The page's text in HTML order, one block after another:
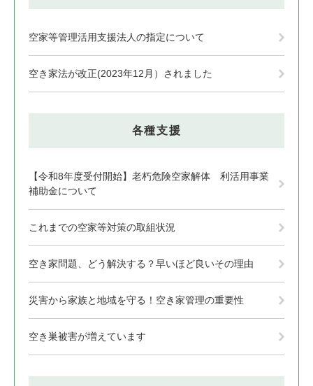
空家等管理活用支援法人の指定について
空き家法が改正(2023年12月）されました
各種支援
【令和8年度受付開始】老朽危険空家解体 利活用事業
補助金について
これまでの空家等対策の取組状況
空き家問題、どう解決する？早いほど良いその理由
災害から家族と地域を守る！空き家管理の重要性
空き巣被害が増えています